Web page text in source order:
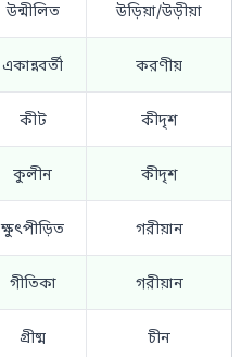
উন্মীলিত উড়িয়া/উড়ীয়া
একান্নবর্তী করণীয়
কীট কীদৃশ
কুলীন কীদৃশ
ক্ষুৎপীড়িত গরীয়ান
গীতিকা গরীয়ান
গ্রীষ্ম চীন